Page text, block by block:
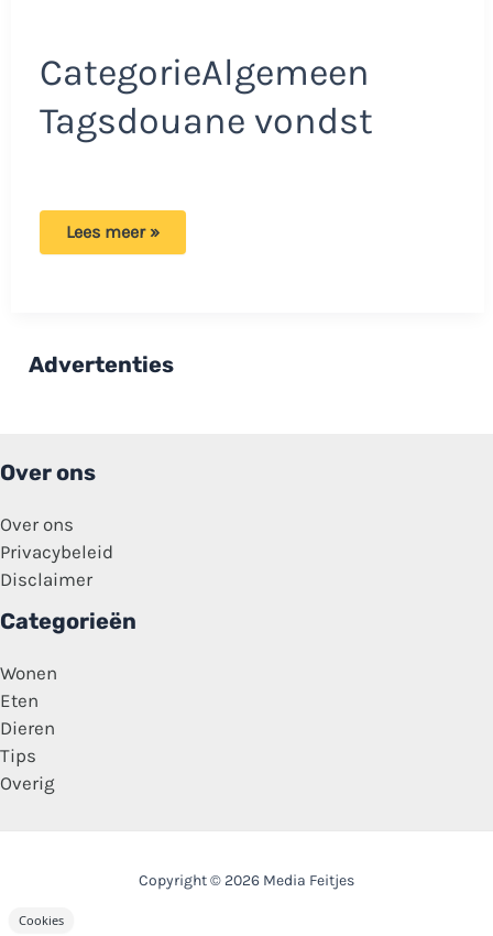
CategorieAlgemeen
Tagsdouane vondst
Douane
vondst
in
Lees meer »
Advertenties
Over ons
Over ons
Privacybeleid
Disclaimer
Categorieën
Wonen
Eten
Dieren
Tips
Overig
Copyright © 2026 Media Feitjes
Cookies